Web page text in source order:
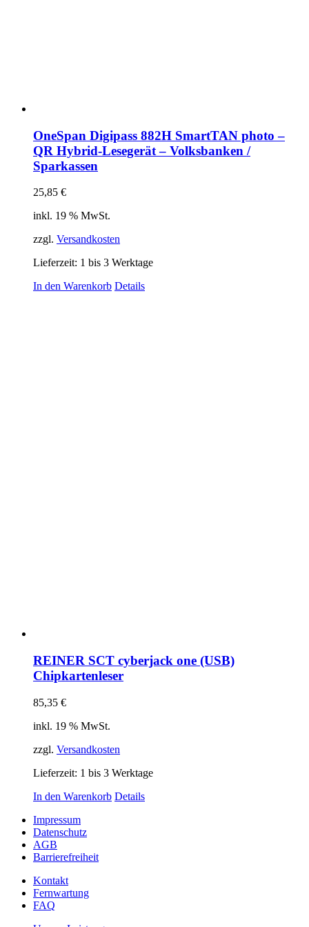
OneSpan Digipass 882H SmartTAN photo –
QR Hybrid-Lesegerät – Volksbanken /
Sparkassen
25,85 €
inkl. 19 % MwSt.
zzgl. Versandkosten
Lieferzeit: 1 bis 3 Werktage
In den Warenkorb Details
REINER SCT cyberjack one (USB)
Chipkartenleser
85,35 €
inkl. 19 % MwSt.
zzgl. Versandkosten
Lieferzeit: 1 bis 3 Werktage
In den Warenkorb Details
Impressum
Datenschutz
AGB
Barrierefreiheit
Kontakt
Fernwartung
FAQ